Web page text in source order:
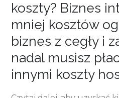
koszty? Biznes
mniej kosztów
biznes z cegły i
nadal musisz
innymi koszty